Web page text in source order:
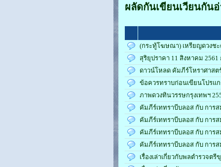
ผลัดกันเขียนเวียนกัน
(กระทู้โฆษณา) เหรียญดวงชะ
สุริยุปราคา 11 สิงหาคม
ดาวน์โหลด คัมภีร์โหราศาส
ข้อควรทราบก่อนเขียนโปรแก
ภาพดวงทินวรรษกรุงเทพฯ
คัมภีร์เททราบีบลอส กับ การส
คัมภีร์เททราบีบลอส กับ การส
คัมภีร์เททราบีบลอส กับ การส
คัมภีร์เททราบีบลอส กับ การ
เรื่องเล่าเกี่ยวกับพลตำรวจต